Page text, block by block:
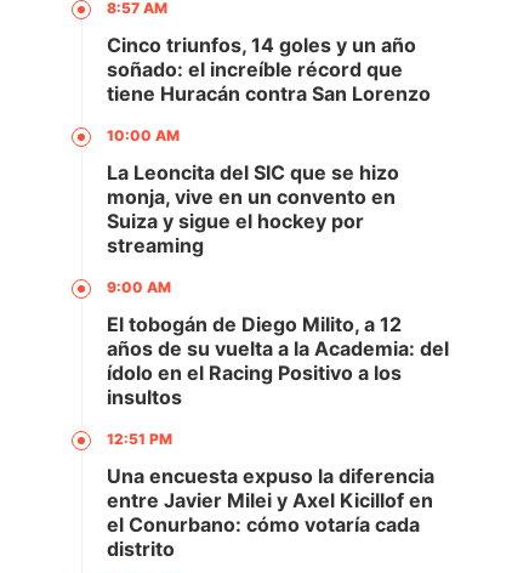
8:57 AM
Cinco triunfos, 14 goles y un año
soñado: el increíble récord que
tiene Huracán contra San Lorenzo
10:00 AM
La Leoncita del SIC que se hizo
monja, vive en un convento en
Suiza y sigue el hockey por
streaming
9:00 AM
El tobogán de Diego Milito, a 12
años de su vuelta a la Academia: del
ídolo en el Racing Positivo a los
insultos
12:51 PM
Una encuesta expuso la diferencia
entre Javier Milei y Axel Kicillof en
el Conurbano: cómo votaría cada
distrito